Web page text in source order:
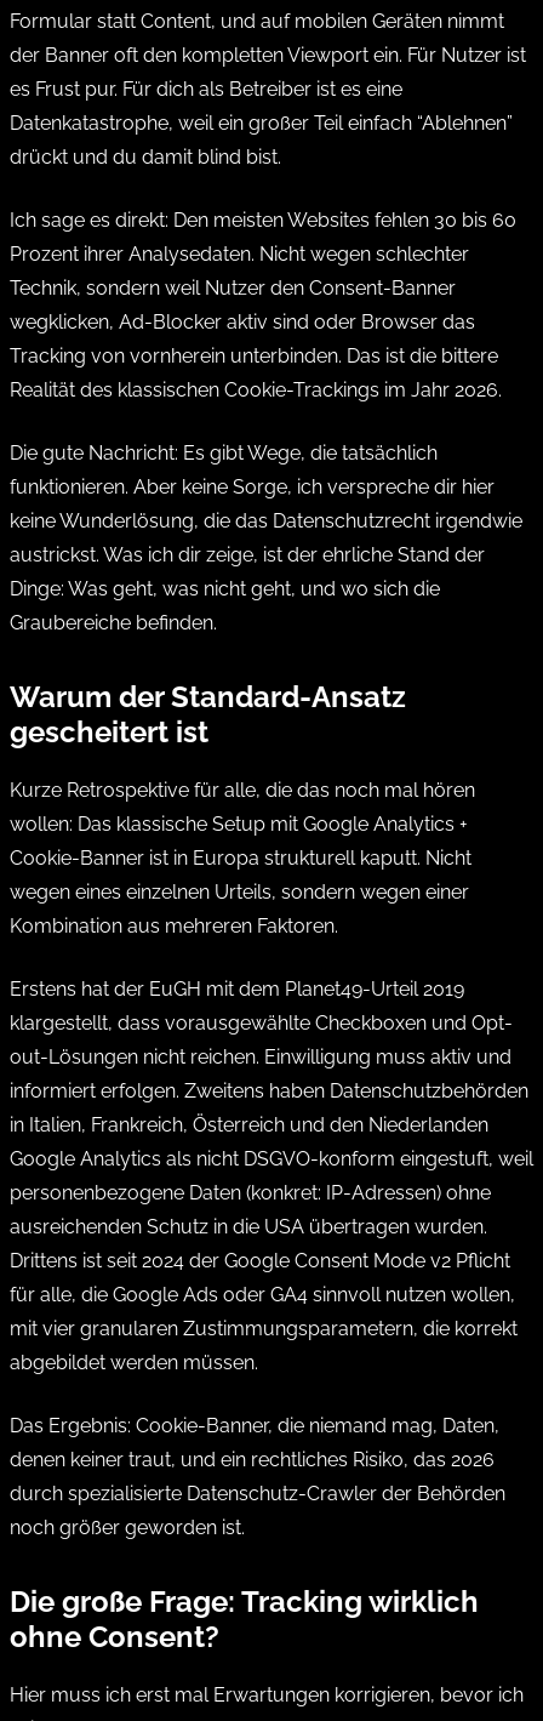
Formular statt Content, und auf mobilen Geräten nimmt
der Banner oft den kompletten Viewport ein. Für Nutzer ist
es Frust pur. Für dich als Betreiber ist es eine
Datenkatastrophe, weil ein großer Teil einfach “Ablehnen”
drückt und du damit blind bist.
Ich sage es direkt: Den meisten Websites fehlen 30 bis 60
Prozent ihrer Analysedaten. Nicht wegen schlechter
Technik, sondern weil Nutzer den Consent-Banner
wegklicken, Ad-Blocker aktiv sind oder Browser das
Tracking von vornherein unterbinden. Das ist die bittere
Realität des klassischen Cookie-Trackings im Jahr 2026.
Die gute Nachricht: Es gibt Wege, die tatsächlich
funktionieren. Aber keine Sorge, ich verspreche dir hier
keine Wunderlösung, die das Datenschutzrecht irgendwie
austrickst. Was ich dir zeige, ist der ehrliche Stand der
Dinge: Was geht, was nicht geht, und wo sich die
Graubereiche befinden.
Warum der Standard-Ansatz
gescheitert ist
Kurze Retrospektive für alle, die das noch mal hören
wollen: Das klassische Setup mit Google Analytics +
Cookie-Banner ist in Europa strukturell kaputt. Nicht
wegen eines einzelnen Urteils, sondern wegen einer
Kombination aus mehreren Faktoren.
Erstens hat der EuGH mit dem Planet49-Urteil 2019
klargestellt, dass vorausgewählte Checkboxen und Opt-
out-Lösungen nicht reichen. Einwilligung muss aktiv und
informiert erfolgen. Zweitens haben Datenschutzbehörden
in Italien, Frankreich, Österreich und den Niederlanden
Google Analytics als nicht DSGVO-konform eingestuft, weil
personenbezogene Daten (konkret: IP-Adressen) ohne
ausreichenden Schutz in die USA übertragen wurden.
Drittens ist seit 2024 der Google Consent Mode v2 Pflicht
für alle, die Google Ads oder GA4 sinnvoll nutzen wollen,
mit vier granularen Zustimmungsparametern, die korrekt
abgebildet werden müssen.
Das Ergebnis: Cookie-Banner, die niemand mag, Daten,
denen keiner traut, und ein rechtliches Risiko, das 2026
durch spezialisierte Datenschutz-Crawler der Behörden
noch größer geworden ist.
Die große Frage: Tracking wirklich
ohne Consent?
Hier muss ich erst mal Erwartungen korrigieren, bevor ich